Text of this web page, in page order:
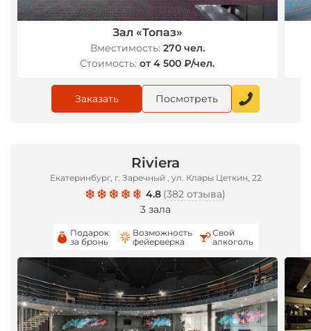
Зал «Топаз»
Вместимость: 270 чел.
Стоимость: от 4 500 ₽/чел.
Заказать Посмотреть
Riviera
Екатеринбург, г. Заречный , ул. Клары Цеткин, 22
4.8 (382 отзыва)
3 зала
Подарок
за бронь
Возможность
фейерверка
Свой
алкоголь